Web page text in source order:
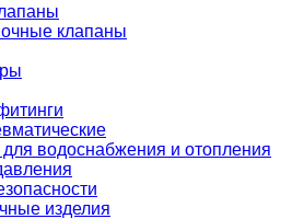
клапаны
водоснабжения и отопления
изделия